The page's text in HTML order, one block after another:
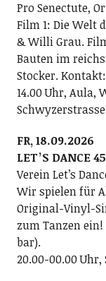
Pro Senectute,
Film 1: Die Welt
& Willi Grau.
Bauten im
Stocker.
14.00 Uhr, Aula,
FR, 18.09.2026
LETʼS DANCE 45
Verein Letʼs
Wir spielen für
Original-Vinyl-
zum Tanzen
bar).
20.00-00.00 Uhr,